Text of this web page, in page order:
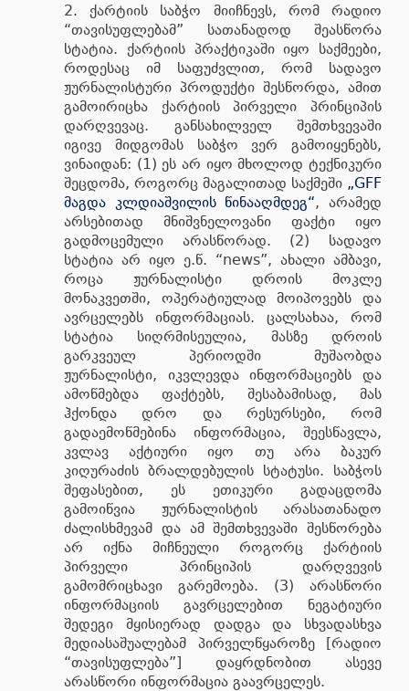
ქარტიის საბჭო მიიჩნევს, რომ რადიო
“თავისუფლებამ” სათანადოდ შეასწორა
სტატია. ქარტიის პრაქტიკაში იყო საქმეები,
როდესაც იმ საფუძვლით, რომ სადავო
ჟურნალისტური პროდუქტი შესწორდა, ამით
გამოირიცხა ქარტიის პირველი პრინციპის
დარღვევაც. განსახილველ შემთხვევაში
იგივე მიდგომას საბჭო ვერ გამოიყენებს,
ვინაიდან: (1) ეს არ იყო მხოლოდ ტექნიკური
შეცდომა, როგორც მაგალითად საქმეში „GFF
მაგდა კლდიაშვილის წინააღმდეგ“, არამედ
არსებითად მნიშვნელოვანი ფაქტი იყო
გადმოცემული არასწორად. (2) სადავო
სტატია არ იყო ე.წ. “news”, ახალი ამბავი,
როცა ჟურნალისტი დროის მოკლე
მონაკვეთში, ოპერატიულად მოიპოვებს და
ავრცელებს ინფორმაციას. ცალსახაა, რომ
სტატია სიღრმისეულია, მასზე დროის
გარკვეულ პერიოდში მუშაობდა
ჟურნალისტი, იკვლევდა ინფორმაციებს და
ამოწმებდა ფაქტებს, შესაბამისად, მას
ჰქონდა დრო და რესურსები, რომ
გადაემოწმებინა ინფორმაცია, შეესწავლა,
კვლავ აქტიური იყო თუ არა ბაკურ
კიღურაძის ბრალდებულის სტატუსი. საბჭოს
შეფასებით, ეს ეთიკური გადაცდომა
გამოიწვია ჟურნალისტის არასათანადო
ძალისხმევამ და ამ შემთხვევაში შესწორება
არ იქნა მიჩნეული როგორც ქარტიის
პირველი პრინციპის დარღვევის
გამომრიცხავი გარემოება. (3) არასწორი
ინფორმაციის გავრცელებით ნეგატიური
შედეგი მყისიერად დადგა და სხვადასხვა
მედიასაშუალებამ პირველწყაროზე [რადიო
“თავისუფლება”] დაყრდნობით ასევე
არასწორი ინფორმაცია გაავრცელეს.